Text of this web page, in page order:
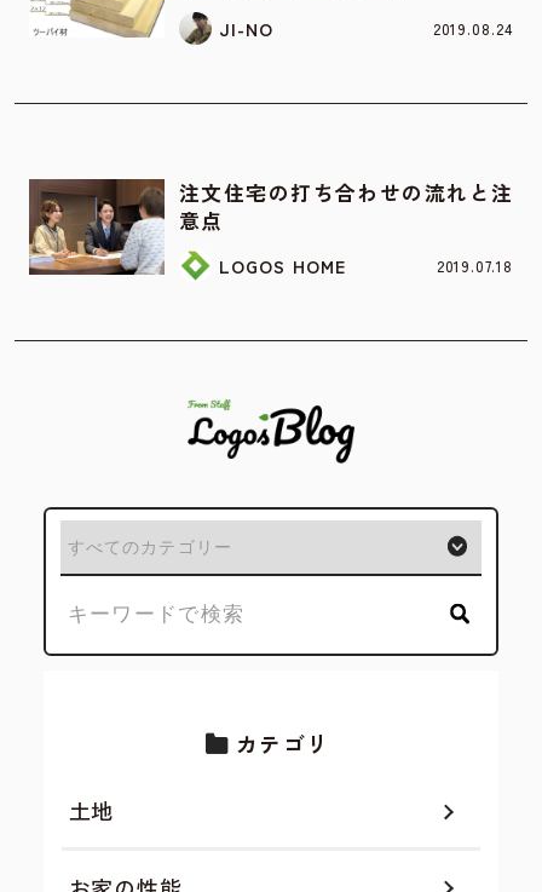
JI-NO 2019.08.24
注文住宅の打ち合わせの流れと注
意点
LOGOS HOME 2019.07.18
カテゴリ
土地